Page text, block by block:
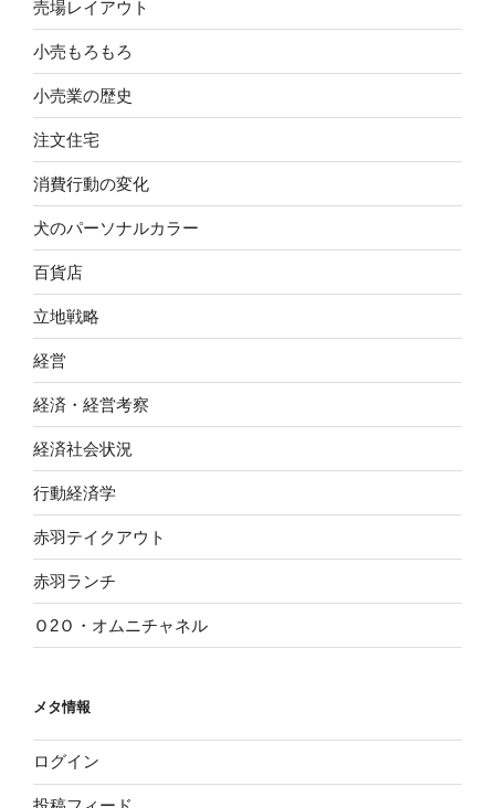
売場レイアウト
小売もろもろ
小売業の歴史
注文住宅
消費行動の変化
犬のパーソナルカラー
百貨店
立地戦略
経営
経済・経営考察
経済社会状況
行動経済学
赤羽テイクアウト
赤羽ランチ
Ｏ2Ｏ・オムニチャネル
メタ情報
ログイン